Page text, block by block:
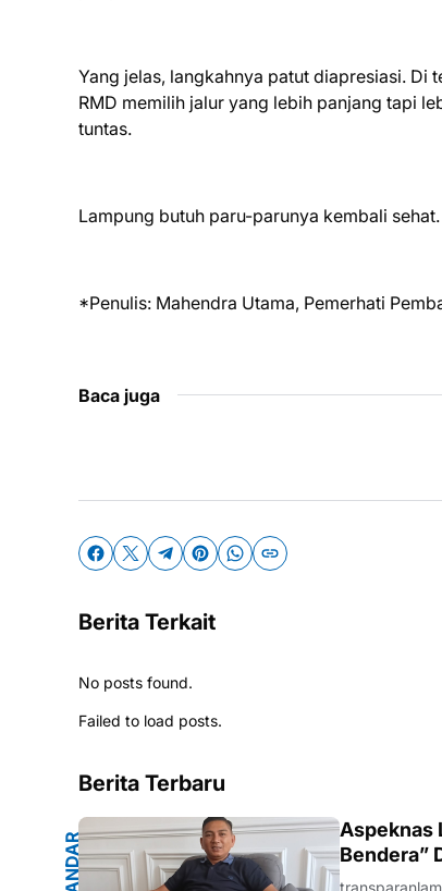
Yang jelas, langkahnya patut diapresiasi. Di
RMD memilih jalur yang lebih panjang tapi
tuntas.
Lampung butuh paru-parunya kembali
*Penulis: Mahendra Utama, Pemerhati
Baca juga
Berita Terkait
No posts found.
Failed to load posts.
Berita Terbaru
B
A
N
D
A
R
L
A
M
P
U
NG
Aspeknas
Bendera”